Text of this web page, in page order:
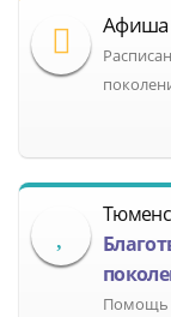
Афиша
Помощь